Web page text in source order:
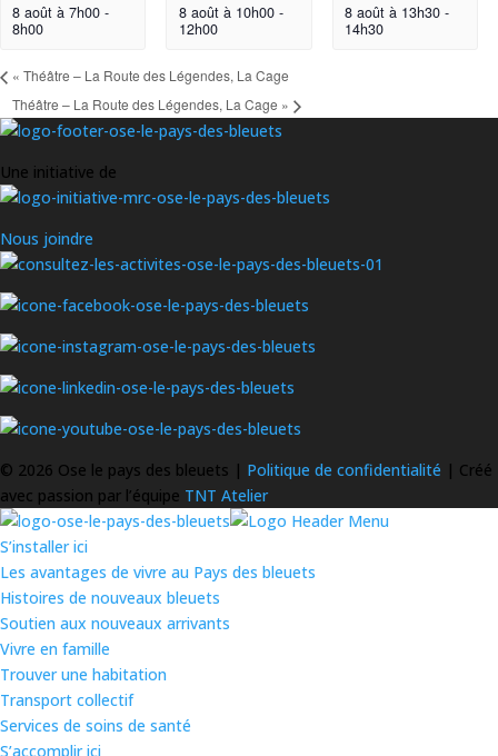
8 août à 7h00 -
8h00
8 août à 10h00-
12h00
8 août à 13h30-
14h30
« Théâtre – La Route des Légendes, La Cage
Théâtre – La Route des Légendes, La Cage »
Une initiative de
Nous joindre
© 2026 Ose le pays des bleuets | Politique de confidentialité | Créé
avec passion par l’équipe TNT Atelier
S’installer ici
Les avantages de vivre au Pays des bleuets
Histoires de nouveaux bleuets
Soutien aux nouveaux arrivants
Vivre en famille
Trouver une habitation
Transport collectif
Services de soins de santé
S’accomplir ici